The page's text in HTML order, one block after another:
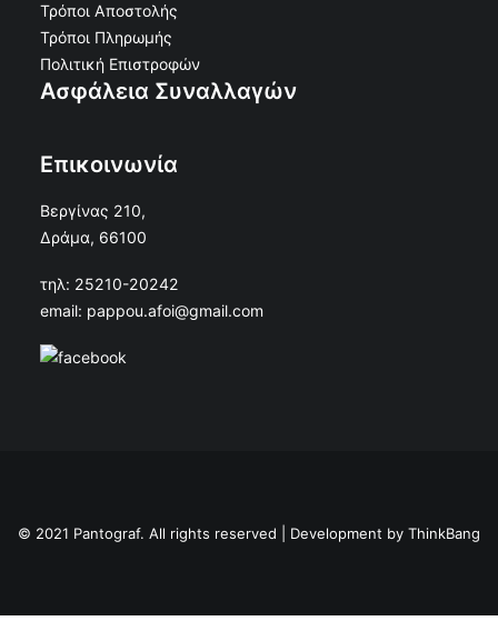
Τρόποι Αποστολής
Τρόποι Πληρωμής
Πολιτική Επιστροφών
Ασφάλεια Συναλλαγών
Επικοινωνία
Βεργίνας 210,
Δράμα, 66100
τηλ: 25210-20242
email: pappou.afoi@gmail.com
© 2021 Pantograf. All rights reserved | Development by ThinkBang